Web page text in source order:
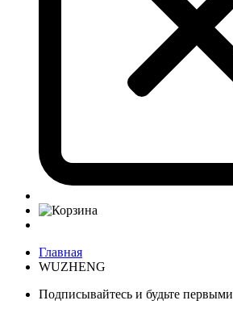
Главная
WUZHENG
Подписывайтесь и будьте первыми